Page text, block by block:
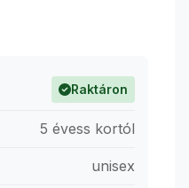
Raktáron
5 évess kortól
unisex